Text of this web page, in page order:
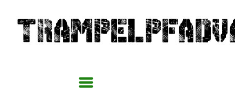
Inhalt
springen